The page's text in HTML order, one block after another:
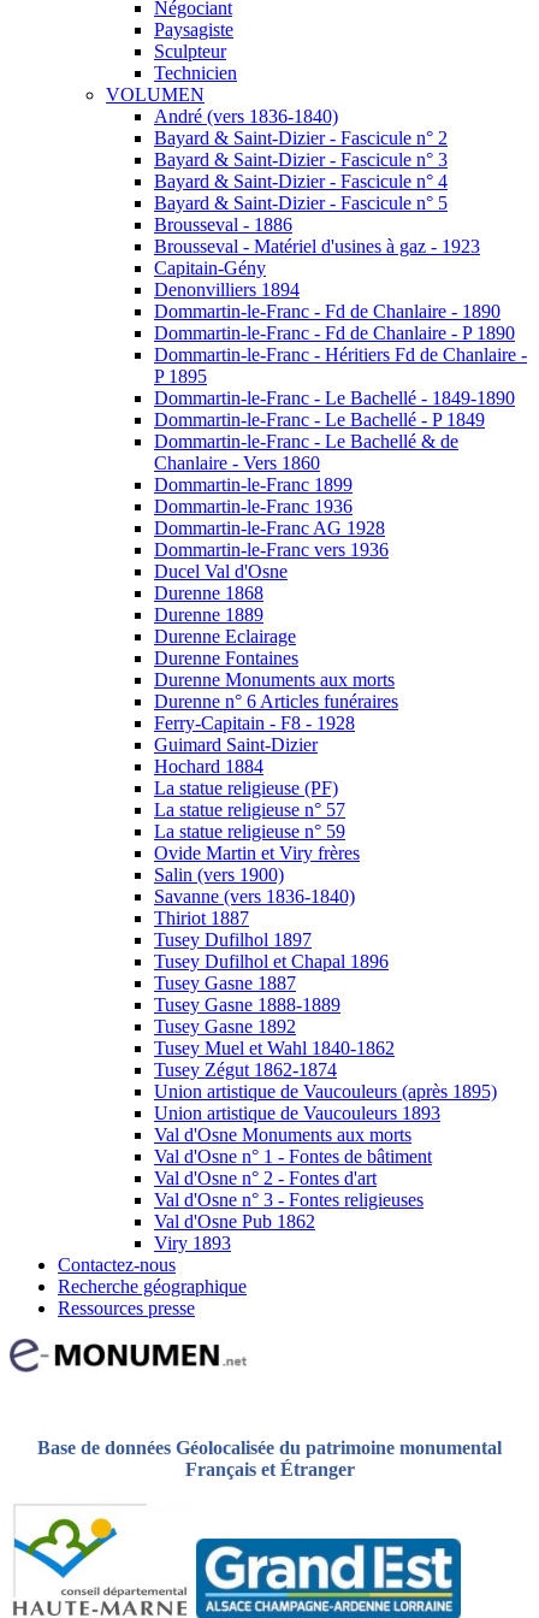
Négociant
Paysagiste
Sculpteur
Technicien
VOLUMEN
André (vers 1836-1840)
Bayard & Saint-Dizier - Fascicule n° 2
Bayard & Saint-Dizier - Fascicule n° 3
Bayard & Saint-Dizier - Fascicule n° 4
Bayard & Saint-Dizier - Fascicule n° 5
Brousseval - 1886
Brousseval - Matériel d'usines à gaz - 1923
Capitain-Gény
Denonvilliers 1894
Dommartin-le-Franc - Fd de Chanlaire - 1890
Dommartin-le-Franc - Fd de Chanlaire - P 1890
Dommartin-le-Franc - Héritiers Fd de Chanlaire -
P 1895
Dommartin-le-Franc - Le Bachellé - 1849-1890
Dommartin-le-Franc - Le Bachellé - P 1849
Dommartin-le-Franc - Le Bachellé & de
Chanlaire - Vers 1860
Dommartin-le-Franc 1899
Dommartin-le-Franc 1936
Dommartin-le-Franc AG 1928
Dommartin-le-Franc vers 1936
Ducel Val d'Osne
Durenne 1868
Durenne 1889
Durenne Eclairage
Durenne Fontaines
Durenne Monuments aux morts
Durenne n° 6 Articles funéraires
Ferry-Capitain - F8 - 1928
Guimard Saint-Dizier
Hochard 1884
La statue religieuse (PF)
La statue religieuse n° 57
La statue religieuse n° 59
Ovide Martin et Viry frères
Salin (vers 1900)
Savanne (vers 1836-1840)
Thiriot 1887
Tusey Dufilhol 1897
Tusey Dufilhol et Chapal 1896
Tusey Gasne 1887
Tusey Gasne 1888-1889
Tusey Gasne 1892
Tusey Muel et Wahl 1840-1862
Tusey Zégut 1862-1874
Union artistique de Vaucouleurs (après 1895)
Union artistique de Vaucouleurs 1893
Val d'Osne Monuments aux morts
Val d'Osne n° 1 - Fontes de bâtiment
Val d'Osne n° 2 - Fontes d'art
Val d'Osne n° 3 - Fontes religieuses
Val d'Osne Pub 1862
Viry 1893
Contactez-nous
Recherche géographique
Ressources presse
Base de données Géolocalisée du patrimoine monumental
Français et Étranger